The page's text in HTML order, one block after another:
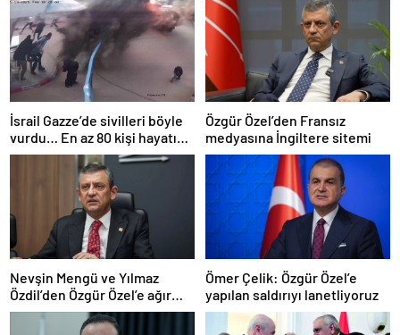
İsrail Gazze’de sivilleri böyle
vurdu… En az 80 kişi hayatını
kaybetti
Özgür Özel’den Fransız
medyasına İngiltere sitemi
Nevşin Mengü ve Yılmaz
Özdil’den Özgür Özel’e ağır
eleştiriler
Ömer Çelik: Özgür Özel’e
yapılan saldırıyı lanetliyoruz